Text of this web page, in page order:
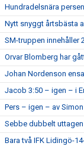
Hundradelsnära
Nytt snyggt årtsbästa
SM-truppen innehåller
Orvar Blomberg har
Johan Nordenson
Jacob 3:50 – igen – i
Pers – igen – av
Sebbe dubbelt uttagen
Bara två IFK Lidingö-